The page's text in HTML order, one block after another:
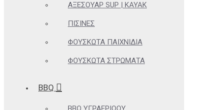
ΑΞΕΣΟΥΆΡ SUP | KAYAK
ΠΙΣΊΝΕΣ
ΦΟΥΣΚΩΤΆ ΠΑΙΧΝΊΔΙΑ
ΦΟΥΣΚΩΤΆ ΣΤΡΏΜΑΤΑ
BBQ